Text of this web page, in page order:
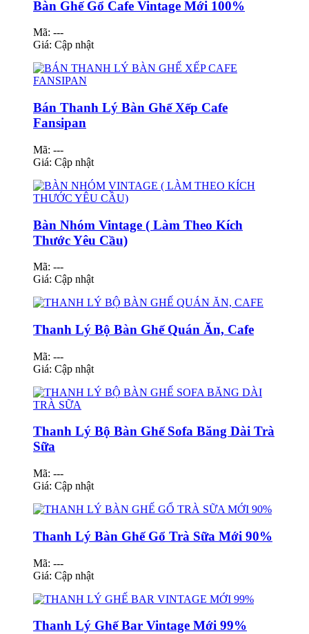
Bàn Ghế Gổ Cafe Vintage Mới 100%
Mã: ---
Giá: Cập nhật
Bán Thanh Lý Bàn Ghế Xếp Cafe
Fansipan
Mã: ---
Giá: Cập nhật
Bàn Nhóm Vintage ( Làm Theo Kích
Thước Yêu Cầu)
Mã: ---
Giá: Cập nhật
Thanh Lý Bộ Bàn Ghế Quán Ăn, Cafe
Mã: ---
Giá: Cập nhật
Thanh Lý Bộ Bàn Ghế Sofa Băng Dài Trà
Sữa
Mã: ---
Giá: Cập nhật
Thanh Lý Bàn Ghế Gổ Trà Sữa Mới 90%
Mã: ---
Giá: Cập nhật
Thanh Lý Ghế Bar Vintage Mới 99%